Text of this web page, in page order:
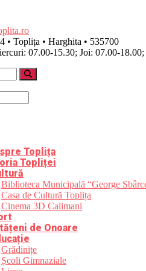
• Toplița • Harghita • 535700
07.00-15.30; Joi: 07.00-
Toplița
Topliței
Biblioteca Municipală “George
Casa de Cultură Toplița
Cinema 3D Calimani
de Onoare
Grădinițe
Școli Gimnaziale